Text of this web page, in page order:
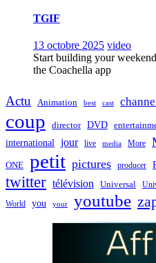
TGIF
13 octobre 2025 video
Start building your
the Coachella app
Actu Animation best cast
coup director DVD
international jour live media More
ONE petit pictures producer
twitter télévision Universal
World you your youtube